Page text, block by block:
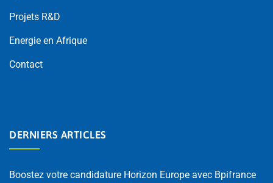
Projets R&D
Energie en Afrique
Contact
DERNIERS ARTICLES
Boostez votre candidature Horizon Europe avec Bpifrance